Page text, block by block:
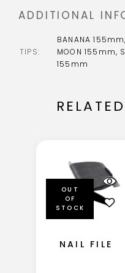
ADDITIONAL
TIPS
BANANA
MOON 155mm,
155mm
OUT
OF
STOCK
NAIL FILE